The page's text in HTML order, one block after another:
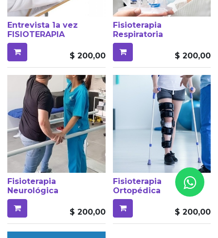
Entrevista 1a vez
FISIOTERAPIA
$ 200,00
Fisioterapia
Respiratoria
$ 200,00
Fisioterapia
Neurológica
$ 200,00
Fisioterapia
Ortopédica
$ 200,00